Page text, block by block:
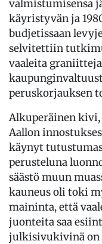
valmistumisensa
käyristyvän ja
budjetissaan
selvitettiin
vaaleita
peruskorjauksen
Alkuperäinen
Aallon
käynyt
perusteluna
säästö muun
kauneus oli toki
maininta, että
juonteita saa
julkisivukivinä on